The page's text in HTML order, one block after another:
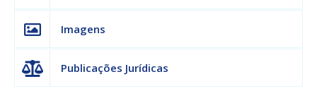
Imagens
Publicações Jurídicas